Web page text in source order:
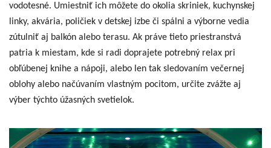
vodotesné. Umiestniť ich môžete do okolia skriniek, kuchynskej
linky, akvária, poličiek v detskej izbe či spálni a výborne vedia
zútulniť aj balkón alebo terasu. Ak práve tieto priestranstvá
patria k miestam, kde si radi doprajete potrebný relax pri
obľúbenej knihe a nápoji, alebo len tak sledovaním večernej
oblohy alebo načúvaním vlastným pocitom, určite zvážte aj
výber týchto úžasných svetielok.